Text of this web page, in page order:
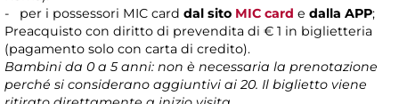
- per i possessori MIC card dal sito MIC card e dalla APP;
Preacquisto con diritto di prevendita di € 1 in biglietteria
(pagamento solo con carta di credito).
Bambini da 0 a 5 anni: non è necessaria la prenotazione
perché si considerano aggiuntivi ai 20. Il biglietto viene